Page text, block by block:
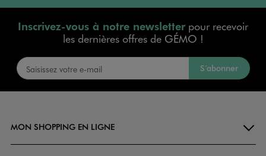
Inscrivez-vous à notre newsletterpour recevoir
les dernières offres de GÉMO !
S’abonner
MON SHOPPING EN LIGNE